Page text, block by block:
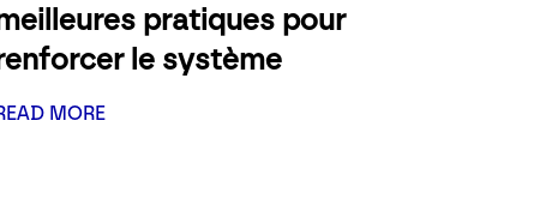
pratiques pour
le système
MORE